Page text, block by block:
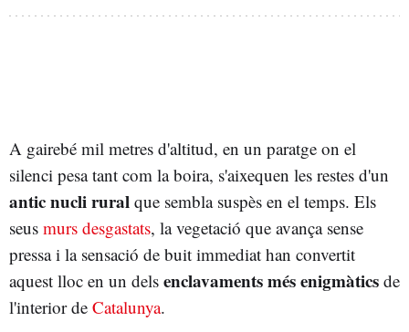
A gairebé mil metres d'altitud, en un paratge on el
silenci pesa tant com la boira, s'aixequen les restes d'un
antic nucli rural que sembla suspès en el temps. Els
seus murs desgastats, la vegetació que avança sense
pressa i la sensació de buit immediat han convertit
aquest lloc en un dels enclavaments més enigmàtics de
l'interior de Catalunya.